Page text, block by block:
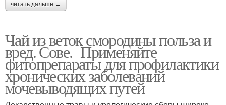
читать дальше →
Чай из веток смородины польза и
вред. Сове. Применяйте
фитопрепараты для профилактики
хронических заболеваний
мочевыводящих путей